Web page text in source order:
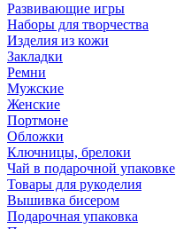
Развивающие игры
Наборы для творчества
Изделия из кожи
Закладки
Ремни
Мужские
Женские
Портмоне
Обложки
Ключницы, брелоки
Чай в подарочной упаковке
Товары для рукоделия
Вышивка бисером
Подарочная упаковка